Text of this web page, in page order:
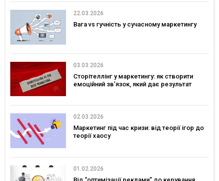
22.03.2026
Вага vs гучність у сучасному маркетингу
03.03.2026
Сторітеллінг у маркетингу: як створити
емоційний зв’язок, який дає результат
02.03.2026
Маркетинг під час кризи: від теорії ігор до
теорії хаосу
01.02.2026